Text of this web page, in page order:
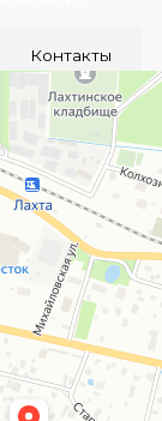
Контакты